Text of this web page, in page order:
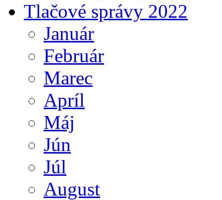
Tlačové správy 2022
Január
Február
Marec
Apríl
Máj
Jún
Júl
August